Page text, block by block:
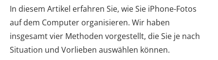
In diesem Artikel erfahren Sie, wie Sie iPhone-Fotos
auf dem Computer organisieren. Wir haben
insgesamt vier Methoden vorgestellt, die Sie je nach
Situation und Vorlieben auswählen können.